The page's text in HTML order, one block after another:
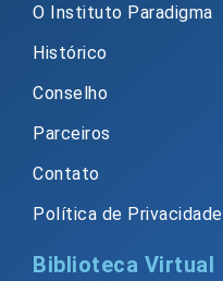
O Instituto Paradigma
Histórico
Conselho
Parceiros
Contato
Política de Privacidade
Biblioteca Virtual